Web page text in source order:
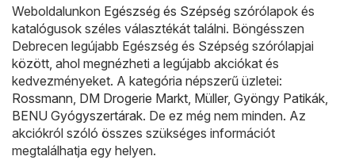
Weboldalunkon Egészség és Szépség szórólapok és
katalógusok széles választékát találni. Böngésszen
Debrecen legújabb Egészség és Szépség szórólapjai
között, ahol megnézheti a legújabb akciókat és
kedvezményeket. A kategória népszerű üzletei:
Rossmann, DM Drogerie Markt, Müller, Gyöngy Patikák,
BENU Gyógyszertárak. De ez még nem minden. Az
akciókról szóló összes szükséges információt
megtalálhatja egy helyen.